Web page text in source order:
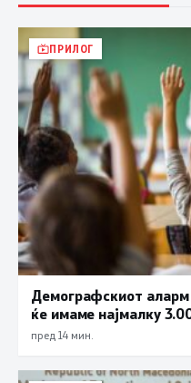
ПРИЛОГ
Демографскиот аларм
ќе имаме најмалку
пред 14 мин.